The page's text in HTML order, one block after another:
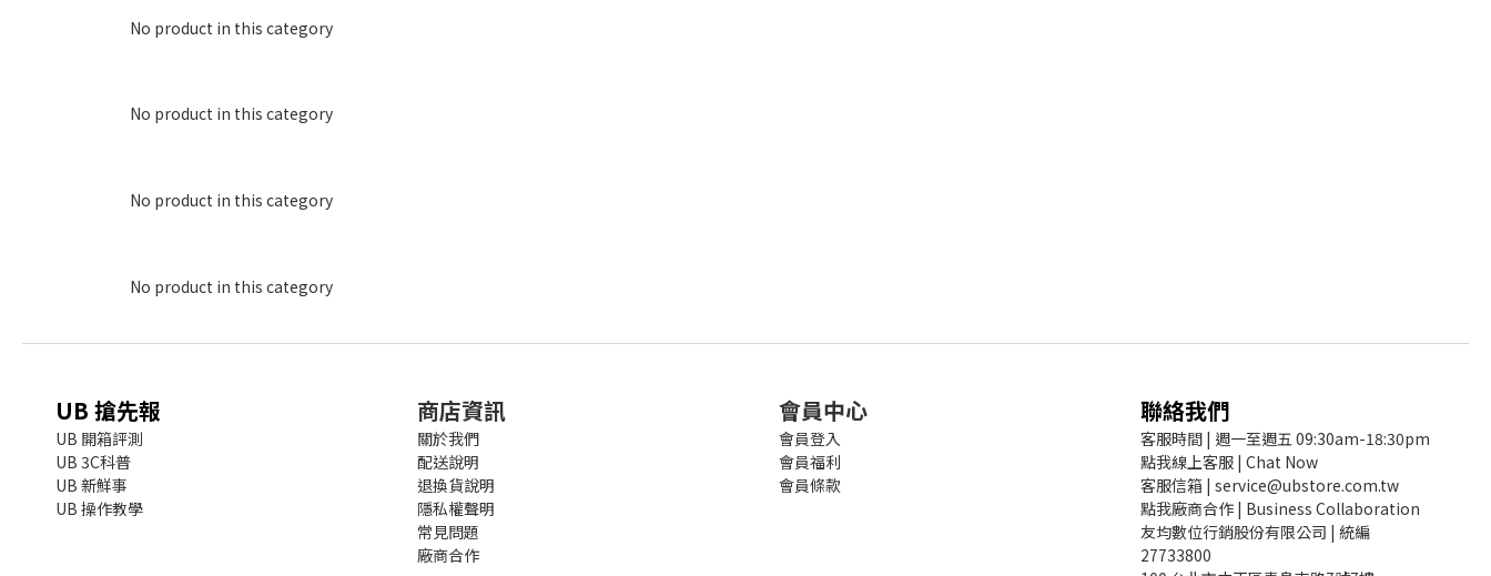
No product in this category
No product in this category
No product in this category
No product in this category
UB 搶先報
UB 開箱評測
UB 3C科普
UB 新鮮事
UB 操作教學
商店資訊
關於我們
配送說明
退換貨說明
隱私權聲明
常見問題
廠商合作
會員中心
會員登入
會員福利
會員條款
聯絡我們
客服時間 | 週一至週五 09:30am-18:30pm
點我線上客服 | Chat Now
客服信箱 | service@ubstore.com.tw
點我廠商合作 | Business Collaboration
友均數位行銷股份有限公司 | 統編
27733800